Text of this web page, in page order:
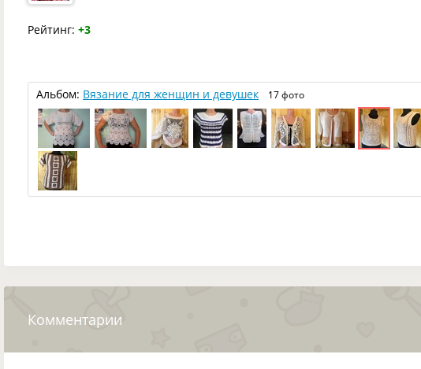
Рейтинг: +3
Альбом: Вязание для женщин и девушек 17 фото
Комментарии